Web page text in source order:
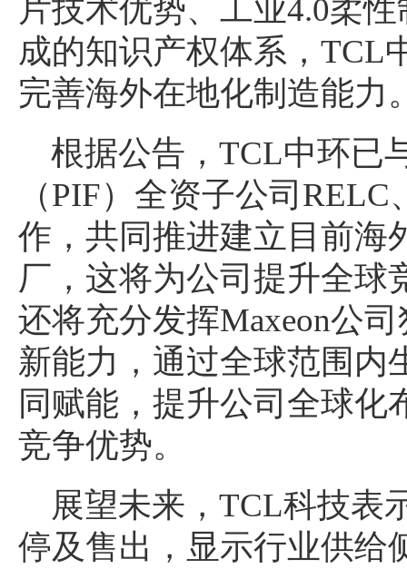
片技术优势、工业4.0柔
成的知识产权体系，TCL
完善海外在地化制造能力
根据公告，TCL中环已
（PIF）全资子公司
作，共同推进建立目前海
厂，这将为公司提升全球
还将充分发挥Maxeon公
新能力，通过全球范围内
同赋能，提升公司全球化
竞争优势。
展望未来，TCL科技表
停及售出，显示行业供给